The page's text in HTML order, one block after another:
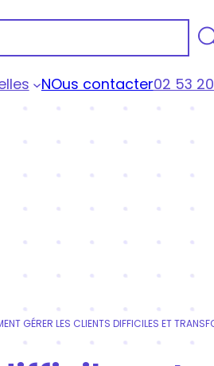
NOus contacter02 53